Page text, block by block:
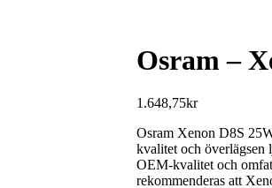
Osram –
1.648,75kr
Osram Xenon D8S
kvalitet och överlägsen
OEM-kvalitet och
rekommenderas att